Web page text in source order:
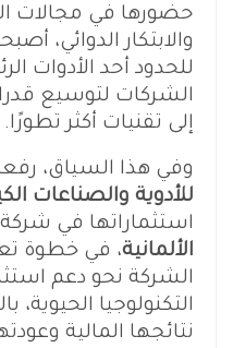
حضورها في مجالات
والابتكار الدوائي،
للحدود أحد الأدوات
الشركات لتوسيع
إلى تقنيات أكثر تطورًا.
وفي هذا السياق،
للأدوية والصناعات
استثماراتها في شركة
الألمانية، في خطوة
الشركة نحو دعم
التكنولوجيا
نتائجها المالية